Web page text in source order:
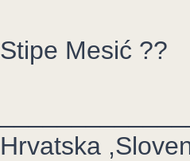
Stipe Mesić ??
Hrvatska